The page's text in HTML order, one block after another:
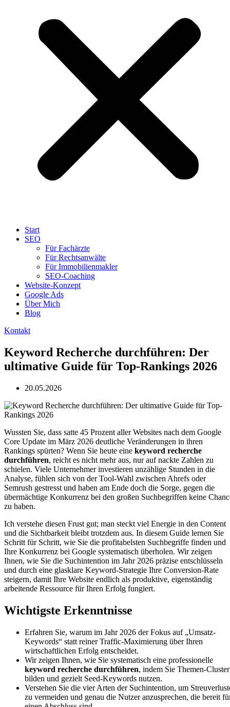
Start
SEO
Für Fachärzte
Für Rechtsanwälte
Für Immobilienmakler
SEO-Coaching
Website-Konzept
Google Ads
Über Mich
Blog
Kontakt
Keyword Recherche durchführen: Der
ultimative Guide für Top-Rankings 2026
20.05.2026
Wussten Sie, dass satte 45 Prozent aller Websites nach dem Google
Core Update im März 2026 deutliche Veränderungen in ihren
Rankings spürten? Wenn Sie heute eine keyword recherche
durchführen, reicht es nicht mehr aus, nur auf nackte Zahlen zu
schielen. Viele Unternehmer investieren unzählige Stunden in die
Analyse, fühlen sich von der Tool-Wahl zwischen Ahrefs oder
Semrush gestresst und haben am Ende doch die Sorge, gegen die
übermächtige Konkurrenz bei den großen Suchbegriffen keine
zu haben.
Ich verstehe diesen Frust gut; man steckt viel Energie in den Content
und die Sichtbarkeit bleibt trotzdem aus. In diesem Guide lernen Sie
Schritt für Schritt, wie Sie die profitabelsten Suchbegriffe finden und
Ihre Konkurrenz bei Google systematisch überholen. Wir zeigen
Ihnen, wie Sie die Suchintention im Jahr 2026 präzise entschlüsseln
und durch eine glasklare Keyword-Strategie Ihre Conversion-Rate
steigern, damit Ihre Website endlich als produktive, eigenständig
arbeitende Ressource für Ihren Erfolg fungiert.
Wichtigste Erkenntnisse
Erfahren Sie, warum im Jahr 2026 der Fokus auf „Umsatz-
Keywords“ statt reiner Traffic-Maximierung über Ihren
wirtschaftlichen Erfolg entscheidet.
Wir zeigen Ihnen, wie Sie systematisch eine professionelle
keyword recherche durchführen, indem Sie Themen-Cluster
bilden und gezielt Seed-Keywords nutzen.
Verstehen Sie die vier Arten der Suchintention, um
zu vermeiden und genau die Nutzer anzusprechen, die bereit